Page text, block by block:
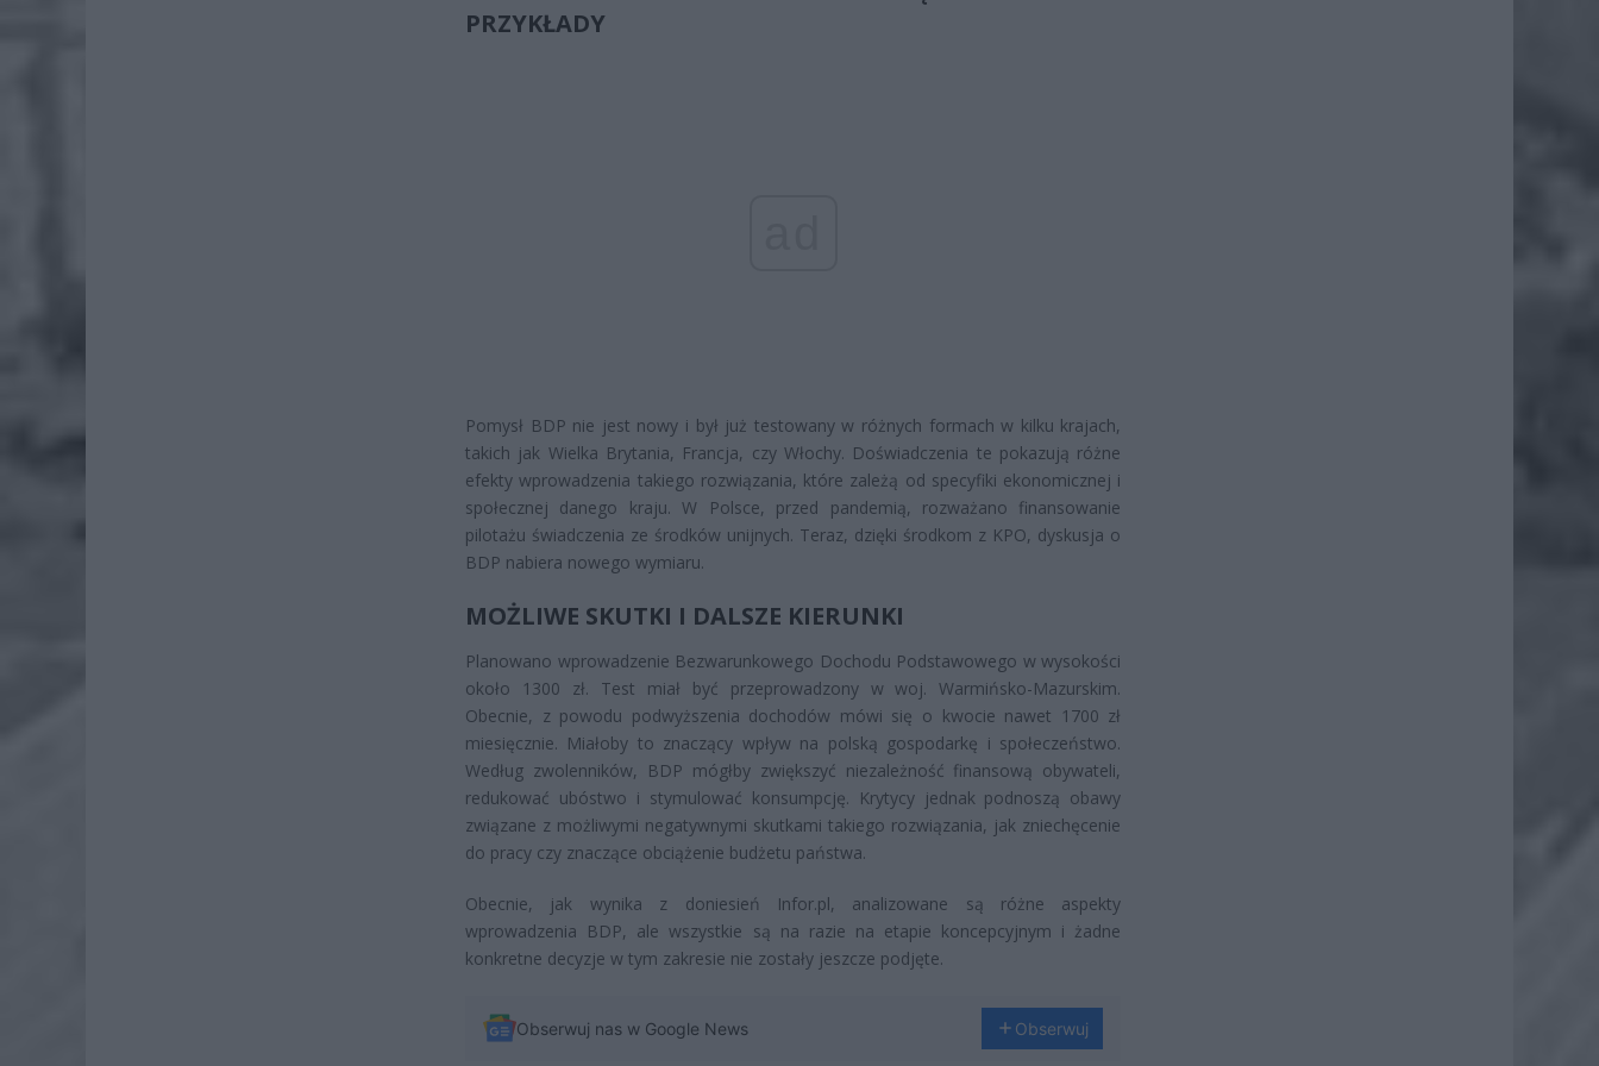
PRZYKŁADY
Pomysł BDP nie jest nowy i był już testowany w różnych formach w kilku krajach,
takich jak Wielka Brytania, Francja, czy Włochy. Doświadczenia te pokazują różne
efekty wprowadzenia takiego rozwiązania, które zależą od specyfiki ekonomicznej i
społecznej danego kraju. W Polsce, przed pandemią, rozważano finansowanie
pilotażu świadczenia ze środków unijnych. Teraz, dzięki środkom z KPO, dyskusja o
BDP nabiera nowego wymiaru.
MOŻLIWE SKUTKI I DALSZE KIERUNKI
Planowano wprowadzenie Bezwarunkowego Dochodu Podstawowego w wysokości
około 1300 zł. Test miał być przeprowadzony w woj. Warmińsko-Mazurskim.
Obecnie, z powodu podwyższenia dochodów mówi się o kwocie nawet 1700 zł
miesięcznie. Miałoby to znaczący wpływ na polską gospodarkę i społeczeństwo.
Według zwolenników, BDP mógłby zwiększyć niezależność finansową obywateli,
redukować ubóstwo i stymulować konsumpcję. Krytycy jednak podnoszą obawy
związane z możliwymi negatywnymi skutkami takiego rozwiązania, jak zniechęcenie
do pracy czy znaczące obciążenie budżetu państwa.
Obecnie, jak wynika z doniesień Infor.pl, analizowane są różne aspekty
wprowadzenia BDP, ale wszystkie są na razie na etapie koncepcyjnym i żadne
konkretne decyzje w tym zakresie nie zostały jeszcze podjęte.
Obserwuj nas w Google News Obserwuj